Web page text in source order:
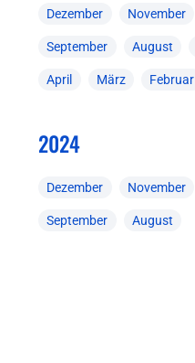
Dezember November
September August
April März Februar
2024
Dezember November
September August